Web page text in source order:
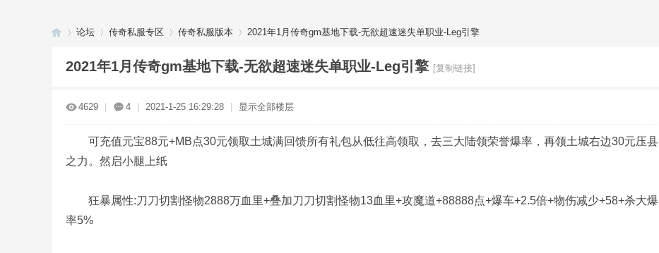
论坛 传奇私服专区 传奇私服版本 2021年1月传奇gm基地下载-无欲超速迷失单职业-Leg引擎
2021年1月传奇gm基地下载-无欲超速迷失单职业-Leg引擎 [复制链接]
4629 4 2021-1-25 16:29:28 显示全部楼层
可充值元宝88元+MB点30元领取土城满回馈所有礼包从低往高领取，去三大陆领荣誉爆率，再领土城右边30元压县
之力。然启小腿上纸
狂暴属性:刀刀切割怪物2888万血里+叠加刀刀切割怪物13血里+攻魔道+88888点+爆车+2.5倍+物伤减少+58+杀大爆
率5%